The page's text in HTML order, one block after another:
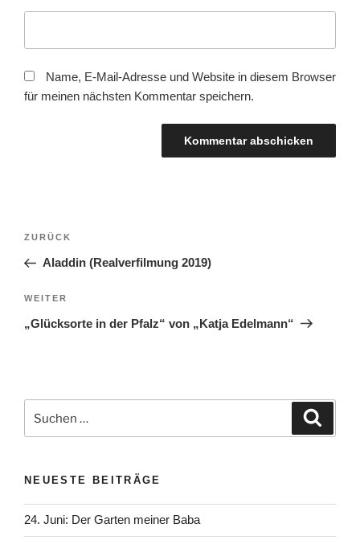
Name, E-Mail-Adresse und Website in diesem Browser
für meinen nächsten Kommentar speichern.
Beitragsnavigation
Vorheriger
Beitrag
ZURÜCK
Aladdin (Realverfilmung 2019)
Nächster
Beitrag
WEITER
„Glücksorte in der Pfalz“ von „Katja Edelmann“
nach:
NEUESTE BEITRÄGE
24. Juni: Der Garten meiner Baba